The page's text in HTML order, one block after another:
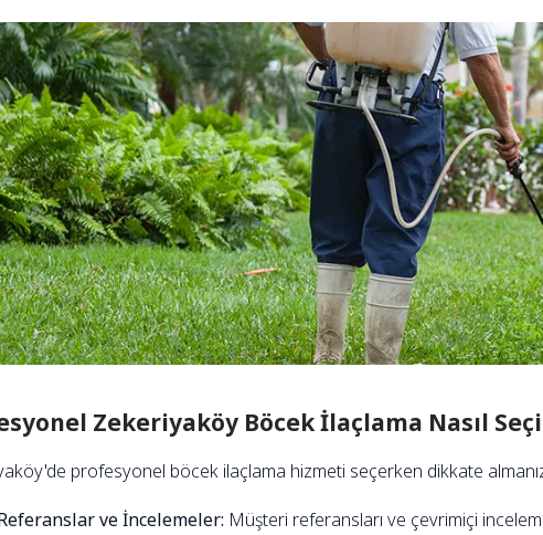
Zekeriyaköy Böcek İlaçlama Nasıl
profesyonel böcek ilaçlama hizmeti seçerken dikkate
ve İncelemeler: Müşteri referansları ve çevrimiçi